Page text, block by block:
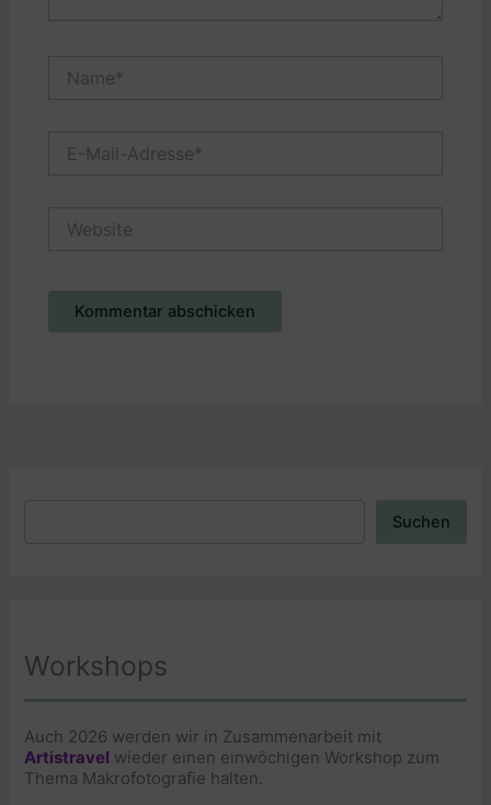
Mail-
Suchen
Workshops
Auch 2026 werden wir in Zusammenarbeit mit
Artistravel wieder einen einwöchigen Workshop zum
Thema Makrofotografie halten.